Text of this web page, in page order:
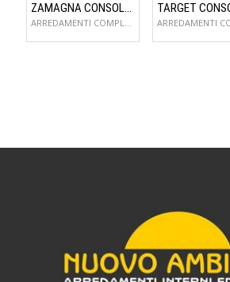
ZAMAGNA CONSOLLE FLAME
ARREDAMENTI COMPLEMENTI D'ARREDO